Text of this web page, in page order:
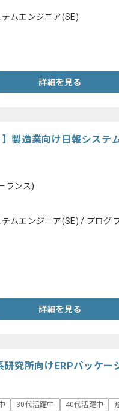
ムエンジニア(SE)
詳細を見る
製造業向け日報システ
ランス)
ムエンジニア(SE) / プログ
詳細を見る
究所向けERPパッケ
30代活躍中 40代活躍中